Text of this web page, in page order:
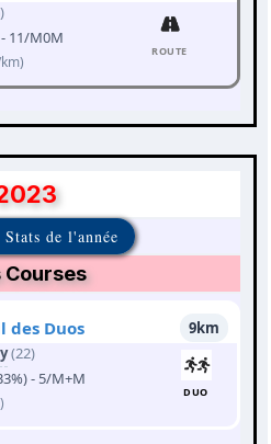
11/M0M
ROUTE
de l'année
Courses
des Duos
9km
(22)
- 5/M+M
DUO